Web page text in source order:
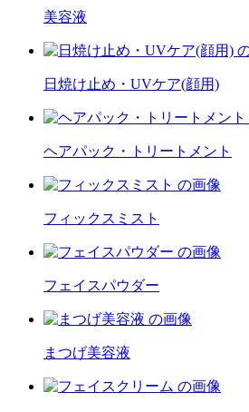
美容液
日焼け止め・UVケア(顔用)
ヘアパック・トリートメント
フィックスミスト
フェイスパウダー
まつげ美容液